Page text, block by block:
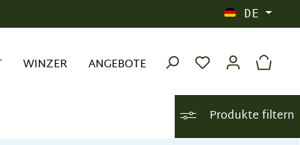
DE
WINZER ANGEBOTE
Produkte filtern